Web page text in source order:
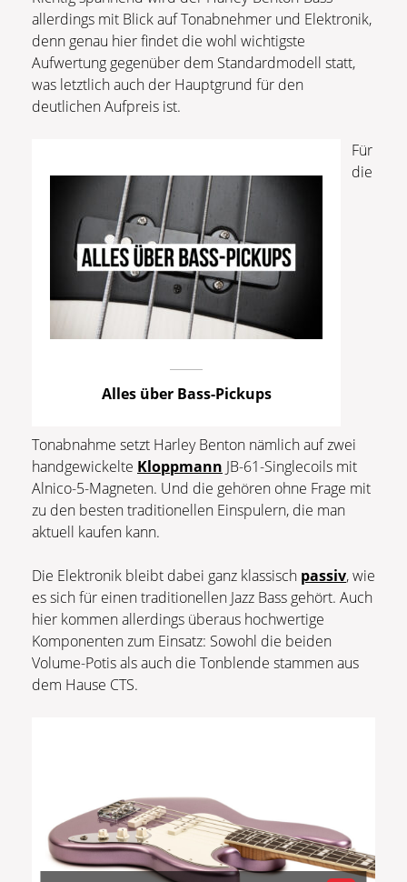
allerdings mit Blick auf Tonabnehmer und Elektronik,
denn genau hier findet die wohl wichtigste
Aufwertung gegenüber dem Standardmodell statt,
was letztlich auch der Hauptgrund für den
deutlichen Aufpreis ist.
Alles über Bass-Pickups
Für
die
Tonabnahme setzt Harley Benton nämlich auf zwei
handgewickelte Kloppmann JB-61-Singlecoils mit
Alnico-5-Magneten. Und die gehören ohne Frage mit
zu den besten traditionellen Einspulern, die man
aktuell kaufen kann.
Die Elektronik bleibt dabei ganz klassisch passiv, wie
es sich für einen traditionellen Jazz Bass gehört. Auch
hier kommen allerdings überaus hochwertige
Komponenten zum Einsatz: Sowohl die beiden
Volume-Potis als auch die Tonblende stammen aus
dem Hause CTS.